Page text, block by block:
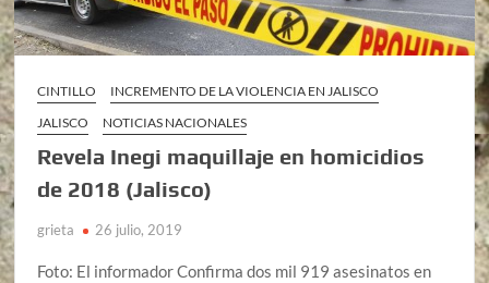
CINTILLO
INCREMENTO DE LA VIOLENCIA EN JALISCO
JALISCO
NOTICIAS NACIONALES
Revela Inegi maquillaje en homicidios
de 2018 (Jalisco)
grieta 26 julio, 2019
Foto: El informador Confirma dos mil 919 asesinatos en